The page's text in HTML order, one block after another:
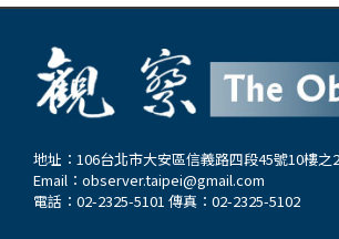
地址：106台北市大安區信義路四段45號10樓之2
Email： observer.taipei@gmail.com
電話：02-2325-5101 傳真：02-2325-5102